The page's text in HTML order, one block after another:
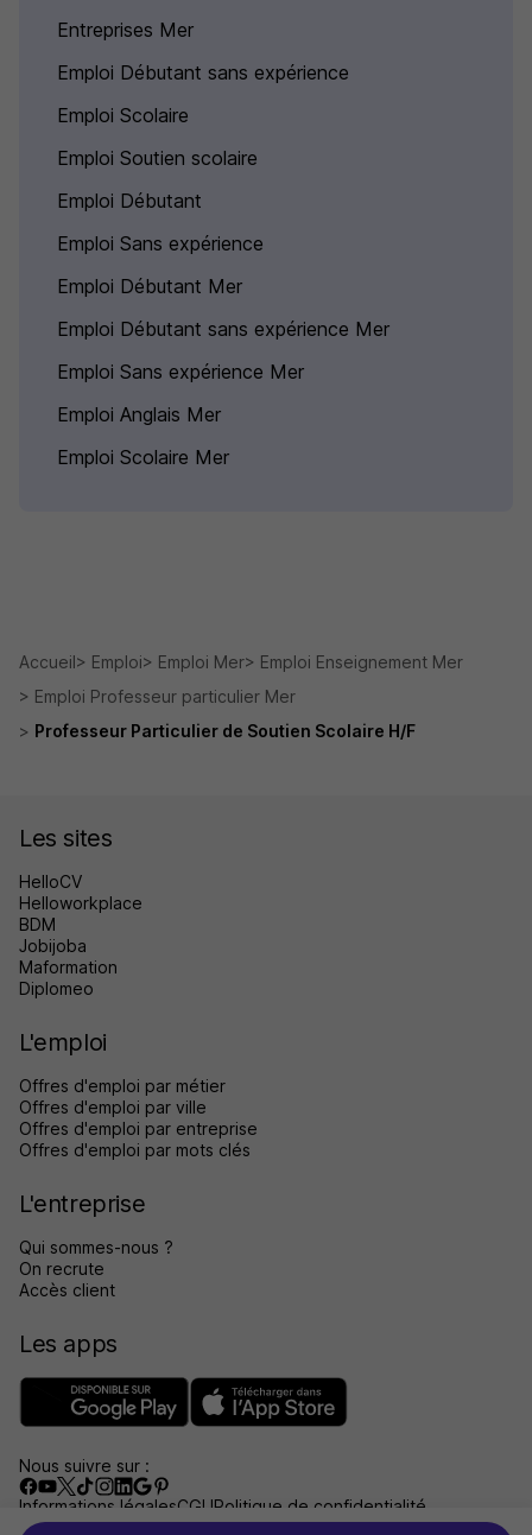
Entreprises Mer
Emploi Débutant sans expérience
Emploi Scolaire
Emploi Soutien scolaire
Emploi Débutant
Emploi Sans expérience
Emploi Débutant Mer
Emploi Débutant sans expérience Mer
Emploi Sans expérience Mer
Emploi Anglais Mer
Emploi Scolaire Mer
Accueil Emploi Emploi Mer
Emploi Enseignement Mer
Emploi Professeur particulier Mer
Professeur Particulier de Soutien Scolaire H/F
Les sites
HelloCV
Helloworkplace
BDM
Jobijoba
Maformation
Diplomeo
L'emploi
Offres d'emploi par métier
Offres d'emploi par ville
Offres d'emploi par entreprise
Offres d'emploi par mots clés
L'entreprise
Qui sommes-nous ?
On recrute
Accès client
Les apps
Nous suivre sur :
Informations légalesCGUPolitique de confidentialité
Gérer les traceursAccessibilité : non conforme